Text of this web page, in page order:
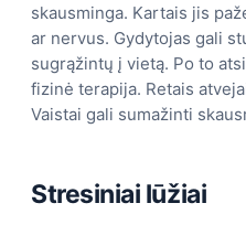
skausminga. Kartais jis
ar nervus. Gydytojas gali
sugrąžintų į vietą. Po to
fizinė terapija. Retais
Vaistai gali sumažinti
Stresiniai lūžiai